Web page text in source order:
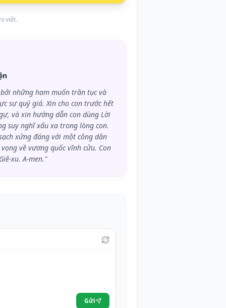
viết.
những ham muốn trần tục và
sự quý giá. Xin cho con trước hết
và xin hướng dẫn con dùng Lời
suy nghĩ xấu xa trong lòng con.
xứng đáng với một công dân
về vương quốc vĩnh cửu. Con
xu. A-men."
Gửi